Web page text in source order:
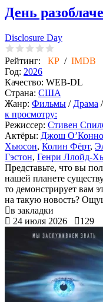
День
Disclosure Day
Рейтинг: КР / IMDB
Год: 2026
Качество: WEB-DL
Страна: США
Жанр: Фильмы / Драма /
к просмотру:
Режиссер: Стивен
Актёры: Джош
Хьюсон, Колин Фёрт,
Гэстон, Генри Ллойд-
Представьте, что вы
нашей планете
то демонстрирует вам
на такую новость?
в закладки
24 июля 2026
129